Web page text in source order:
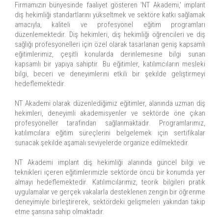
Firmamızın bünyesinde faaliyet gösteren 'NT Akademi,' implant
diş hekimliği standartlarını yükseltmek ve sektöre katkı sağlamak
amacıyla, kaliteli ve profesyonel eğitim programları
düzenlemektedir. Diş hekimleri, diş hekimliği öğrencileri ve diş
sağlığı profesyonelleri için özel olarak tasarlanan geniş kapsamlı
eğitimlerimiz, çeşitli konularda derinlemesine bilgi sunan
kapsamlı bir yapıya sahiptir. Bu eğitimler, katılımcıların mesleki
bilgi, beceri ve deneyimlerini etkili bir şekilde geliştirmeyi
hedeflemektedir.
NT Akademi olarak düzenlediğimiz eğitimler, alanında uzman diş
hekimleri, deneyimli akademisyenler ve sektörde öne çıkan
profesyoneller tarafından sağlanmaktadır. Programlarımız,
katılımcılara eğitim süreçlerini belgelemek için sertifikalar
sunacak şekilde aşamalı seviyelerde organize edilmektedir.
NT Akademi implant diş hekimliği alanında güncel bilgi ve
teknikleri içeren eğitimlerimizle sektörde öncü bir konumda yer
almayı hedeflemektedir. Katılımcılarımız, teorik bilgileri pratik
uygulamalar ve gerçek vakalarla desteklenen zengin bir öğrenme
deneyimiyle birleştirerek, sektördeki gelişmeleri yakından takip
etme şansına sahip olmaktadır.